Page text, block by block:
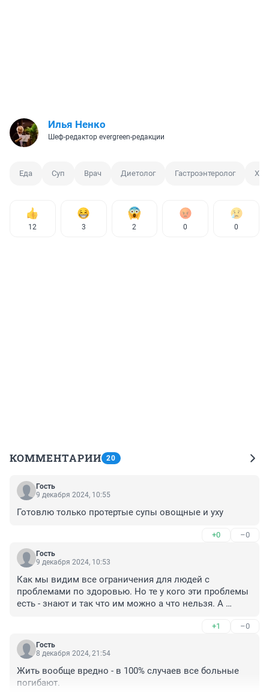
Илья Ненко
Шеф-редактор evergreen-редакции
Еда Суп Врач Диетолог Гастроэнтеролог
12 3 2 0 0
КОММЕНТАРИИ 20
Гость
9 декабря 2024, 10:55
Готовлю только протертые супы овощные и уху
+0 –0
Гость
9 декабря 2024, 10:53
Как мы видим все ограничения для людей с
проблемами по здоровью. Но те у кого эти проблемы
есть - знают и так что им можно а что нельзя. А
количествах. С солянкой только согласна, она и
здоровому не очень, но опять же раз -два в год
вполне возможно
+1 –0
Гость
8 декабря 2024, 21:54
Жить вообще вредно - в 100% случаев все больные
погибают.